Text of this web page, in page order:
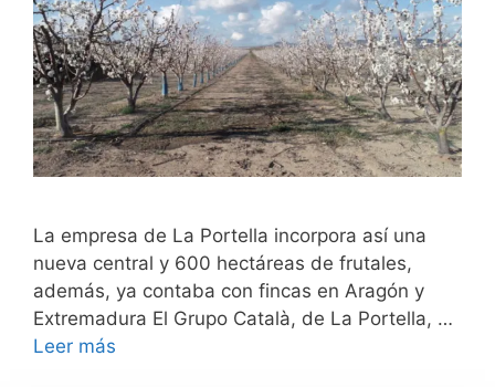
La empresa de La Portella incorpora así una
nueva central y 600 hectáreas de frutales,
además, ya contaba con fincas en Aragón y
Extremadura El Grupo Català, de La Portella, …
Leer más